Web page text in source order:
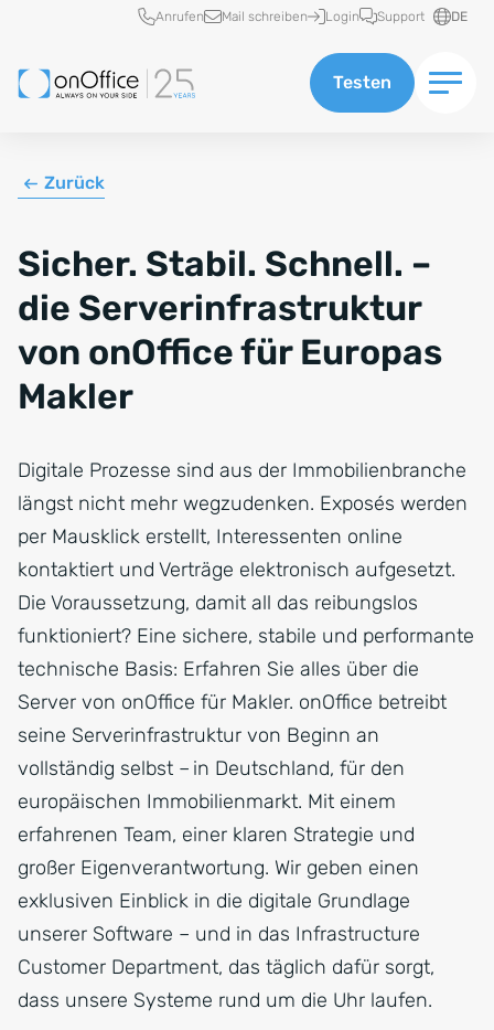
Schnellzugriff
Anrufen Mail schreiben Login Support DE
Testen
Zurück
Sicher. Stabil. Schnell. –
die Serverinfrastruktur
von onOffice für Europas
Makler
Digitale Prozesse sind aus der Immobilienbranche
längst nicht mehr wegzudenken. Exposés werden
per Mausklick erstellt, Interessenten online
kontaktiert und Verträge elektronisch aufgesetzt.
Die Voraussetzung, damit all das reibungslos
funktioniert? Eine sichere, stabile und performante
technische Basis: Erfahren Sie alles über die
Server von onOffice für Makler. onOffice betreibt
seine Serverinfrastruktur von Beginn an
vollständig selbst – in Deutschland, für den
europäischen Immobilienmarkt. Mit einem
erfahrenen Team, einer klaren Strategie und
großer Eigenverantwortung. Wir geben einen
exklusiven Einblick in die digitale Grundlage
unserer Software – und in das Infrastructure
Customer Department, das täglich dafür sorgt,
dass unsere Systeme rund um die Uhr laufen.